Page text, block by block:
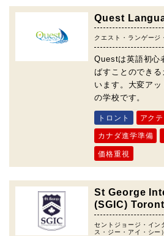
Quest
クエスト・ランゲージ
Questは英語初心
ばすことのでき
います。大変ア
の学校です。
トロント アク
カナダ進学準備
価格重視
St George
(SGIC)
セントジョージ・イン
ス・ジー・アイ・シ